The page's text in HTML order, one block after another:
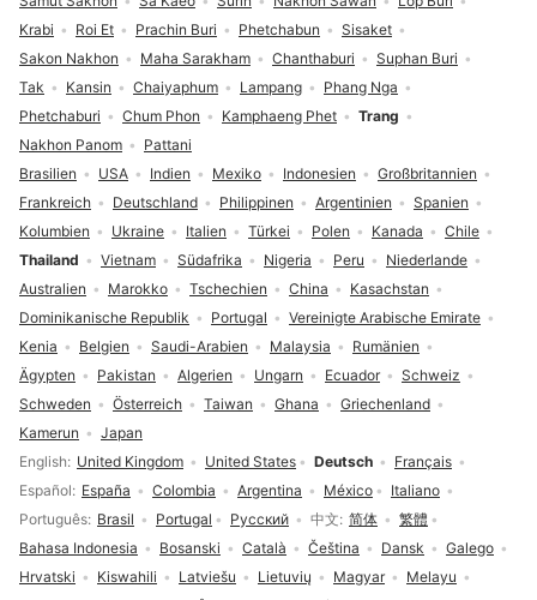
Sprachauswahl
English United Kingdom United States Deutsch
Français
Español
España Colombia Argentina México
Italiano
Português Brasil Portugal Русский 中文 简体
繁體
Bahasa Indonesia
Bosanski Català Čeština Dansk
Galego
Hrvatski
Kiswahili Latviešu Lietuvių Magyar
Melayu
Brasilien USA Indien Mexiko Indonesien
Großbritannien
Frankreich
Deutschland Philippinen Argentinien
Spanien
Kolumbien
Ukraine Italien Türkei Polen Kanada
Chile
Thailand
Vietnam Südafrika Nigeria Peru
Niederlande
Australien
Marokko Tschechien China
Kasachstan
Dominikanische Republik
Portugal
Vereinigte Arabische Emirate
Kenia
Belgien Saudi-Arabien Malaysia
Rumänien
Ägypten
Pakistan Algerien Ungarn Ecuador
Schweiz
Schweden
Österreich Taiwan Ghana
Griechenland
Kamerun
Japan
Krabi
Roi Et Prachin Buri Phetchabun
Sisaket
Sakon Nakhon
Maha Sarakham Chanthaburi
Suphan Buri
Tak
Kansin Chaiyaphum Lampang
Phang Nga
Phetchaburi
Chum Phon Kamphaeng Phet
Trang
Nakhon Panom
Pattani